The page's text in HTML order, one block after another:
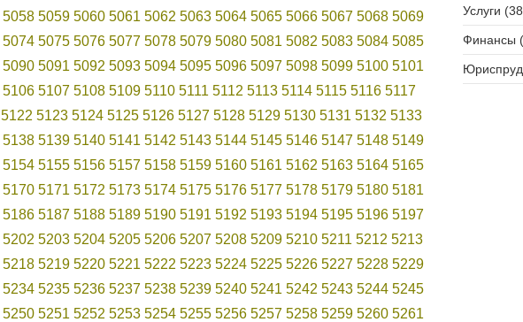
5058 5059 5060 5061 5062 5063 5064 5065 5066 5067 5068 5069
5074 5075 5076 5077 5078 5079 5080 5081 5082 5083 5084 5085
5090 5091 5092 5093 5094 5095 5096 5097 5098 5099 5100 5101
5106 5107 5108 5109 5110 5111 5112 5113 5114 5115 5116 5117
5122 5123 5124 5125 5126 5127 5128 5129 5130 5131 5132 5133
5138 5139 5140 5141 5142 5143 5144 5145 5146 5147 5148 5149
5154 5155 5156 5157 5158 5159 5160 5161 5162 5163 5164 5165
5170 5171 5172 5173 5174 5175 5176 5177 5178 5179 5180 5181
5186 5187 5188 5189 5190 5191 5192 5193 5194 5195 5196 5197
5202 5203 5204 5205 5206 5207 5208 5209 5210 5211 5212 5213
5218 5219 5220 5221 5222 5223 5224 5225 5226 5227 5228 5229
5234 5235 5236 5237 5238 5239 5240 5241 5242 5243 5244 5245
5250 5251 5252 5253 5254 5255 5256 5257 5258 5259 5260 5261
Услуги
Финансы